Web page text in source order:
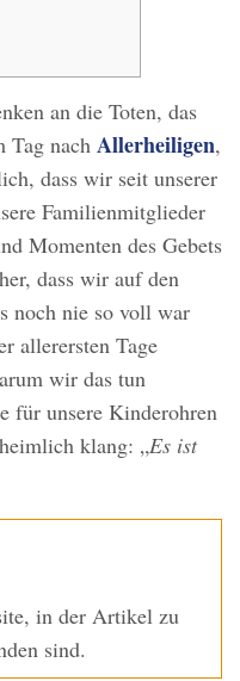
an die Toten, das
Tag nach Allerheiligen,
dass wir seit unserer
Familienmitglieder
Momenten des Gebets
dass wir auf den
noch nie so voll war
allerersten Tage
wir das tun
für unsere Kinderohren
klang: „Es ist
in der Artikel zu
sind.